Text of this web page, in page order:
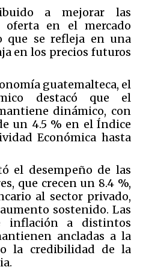
a mejorar las
oferta en el mercado
que se refleja en una
en los precios futuros
guatemalteca, el
destacó que el
dinámico, con
un 4.5 % en el Índice
Económica hasta
el desempeño de las
que crecen un 8.4 %,
al sector privado,
sostenido. Las
inflación a distintos
ancladas a la
la credibilidad de la